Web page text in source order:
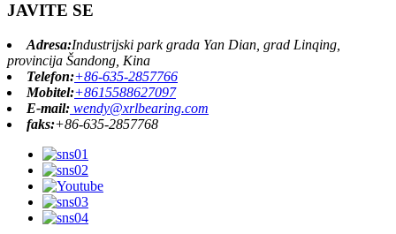
JAVITE SE
Adresa:Industrijski park grada Yan Dian, grad Linqing,
provincija Šandong, Kina
Telefon:+86-635-2857766
Mobitel:+8615588627097
E-mail: wendy@xrlbearing.com
faks:+86-635-2857768